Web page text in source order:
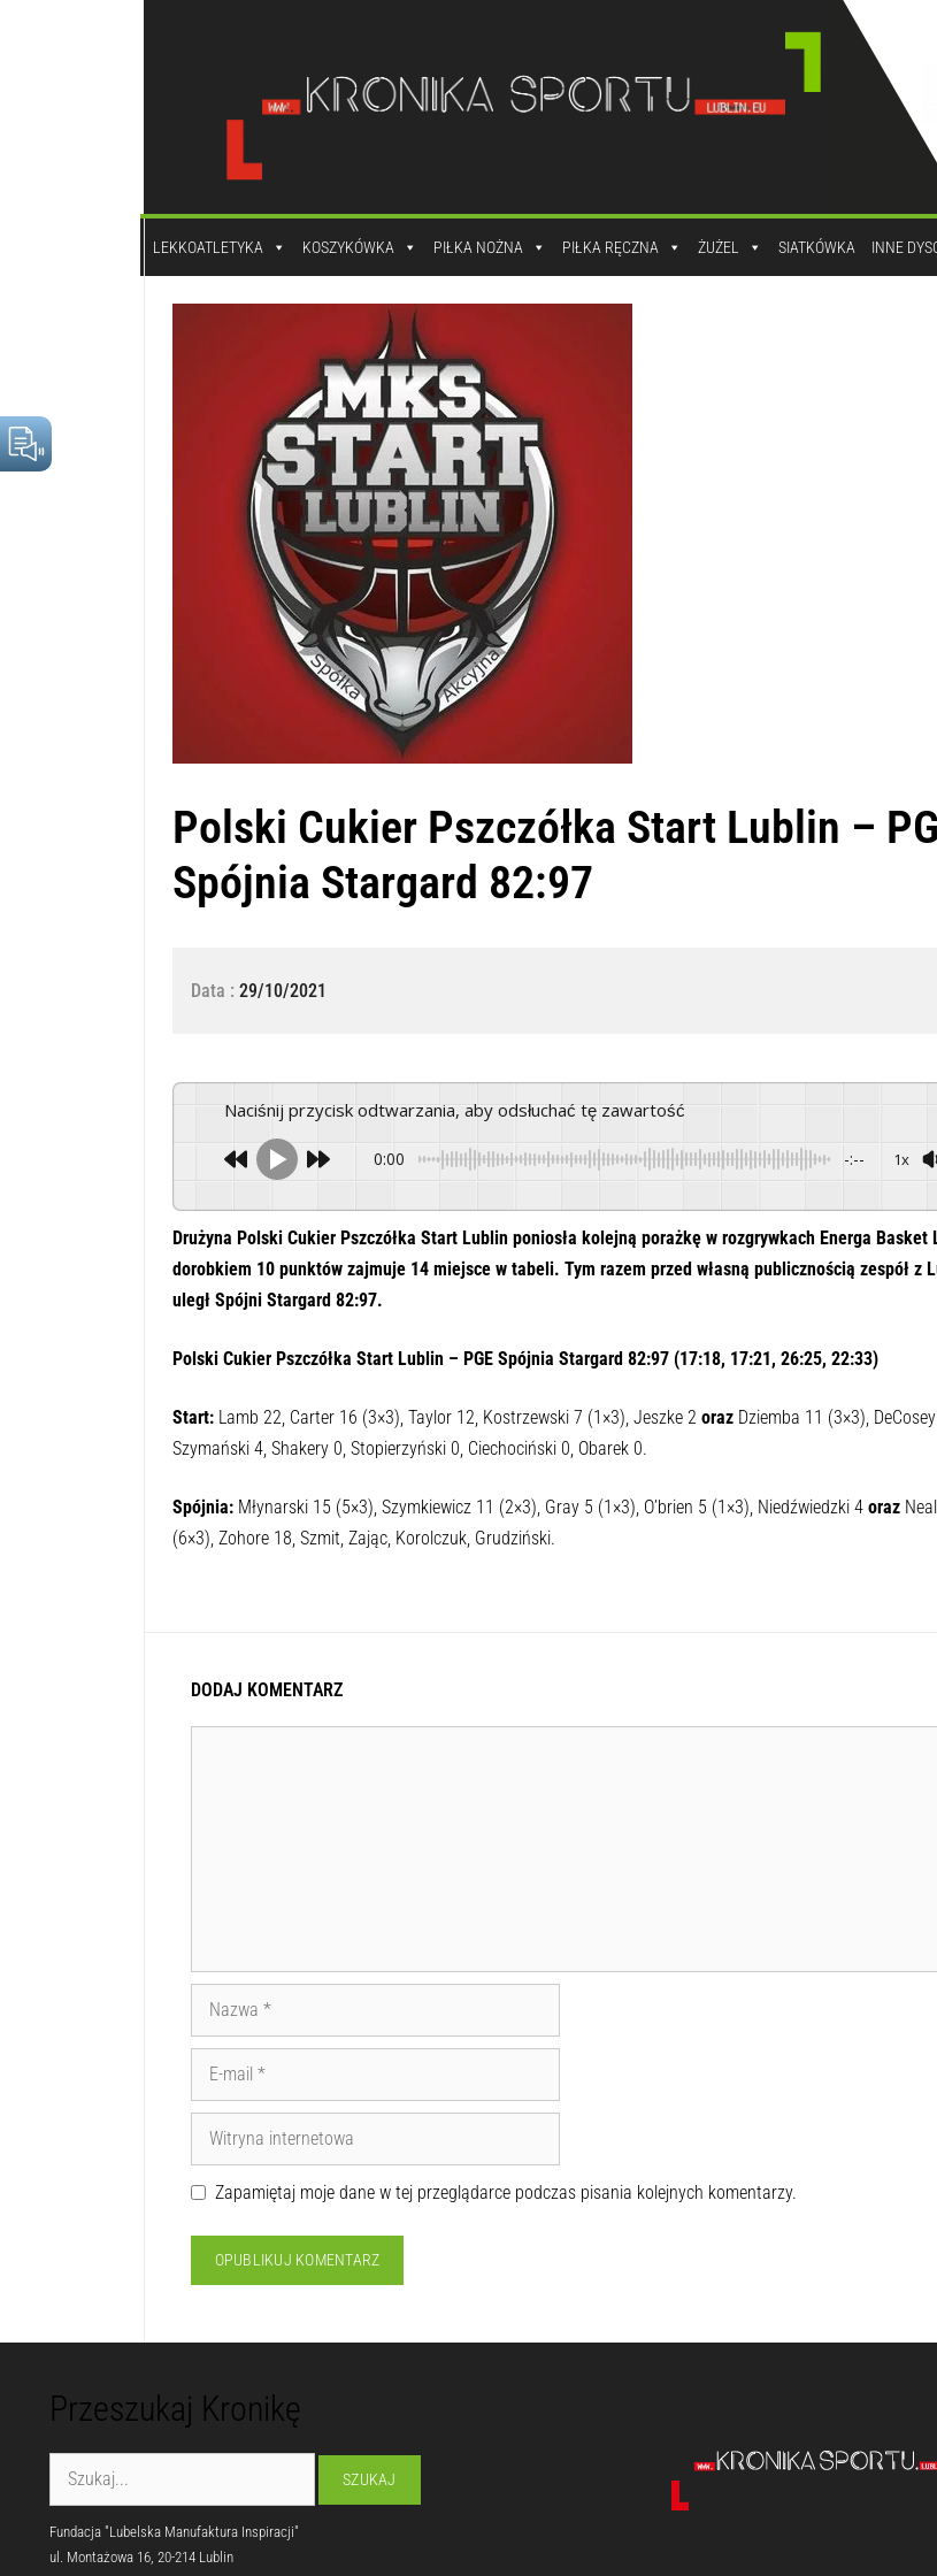
LEKKOATLETYKA KOSZYKÓWKA PIŁKA NOŻNA PIŁKA RĘCZNA ŻUŻEL SIATKÓWKA INNE
Polski Cukier Pszczółka Start Lublin –
Spójnia Stargard 82:97
Data : 29/10/2021
Naciśnij przycisk odtwarzania, aby odsłuchać tę zawartość
0:00 -:-- 1x
Drużyna Polski Cukier Pszczółka Start Lublin poniosła kolejną porażkę w rozgrywkach Energa Basket
dorobkiem 10 punktów zajmuje 14 miejsce w tabeli. Tym razem przed własną publicznością zespół z
uległ Spójni Stargard 82:97.
Polski Cukier Pszczółka Start Lublin – PGE Spójnia Stargard 82:97 (17:18, 17:21, 26:25, 22:33)
Start:Lamb 22, Carter 16 (3×3), Taylor 12, Kostrzewski 7 (1×3), Jeszke 2 orazDziemba 11 (3×3),
Szymański 4, Shakery 0, Stopierzyński 0, Ciechociński 0, Obarek 0.
Spójnia:Młynarski 15 (5×3), Szymkiewicz 11 (2×3), Gray 5 (1×3), O’brien 5 (1×3), Niedźwiedzki 4 oraz
(6×3), Zohore 18, Szmit, Zając, Korolczuk, Grudziński.
DODAJ KOMENTARZ
Zapamiętaj moje dane w tej przeglądarce podczas pisania kolejnych komentarzy.
Przeszukaj Kronikę
Fundacja "Lubelska Manufaktura Inspiracji"
ul. Montażowa 16, 20-214 Lublin